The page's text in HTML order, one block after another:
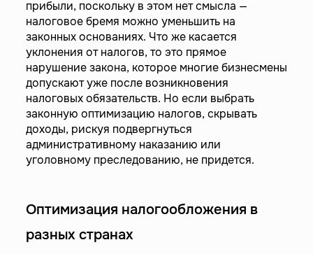
прибыли, поскольку в этом нет смысла —
налоговое бремя можно уменьшить на
законных основаниях. Что же касается
уклонения от налогов, то это прямое
нарушение закона, которое многие бизнесмены
допускают уже после возникновения
налоговых обязательств. Но если выбрать
законную оптимизацию налогов, скрывать
доходы, рискуя подвергнуться
административному наказанию или
уголовному преследованию, не придется.
Оптимизация налогообложения в
разных странах